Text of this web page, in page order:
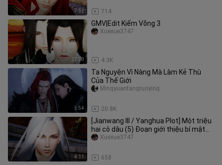
7:52 714
27:38
GMV|Edit Kiếm Võng 3
4.3K
Xuexue3747
5:54
Ta Nguyện Vì Nàng Mà Làm Kẻ Thù
Của Thế Giới
20.8K
Mingyuantangruoying
4:11
[Jianwang III / Yanghua Plot] Một triệu
hai cô dâu (5) Đoạn giới thiệu bí mật
(Đơn và đôi bắt đầu)
658
Xuexue3747